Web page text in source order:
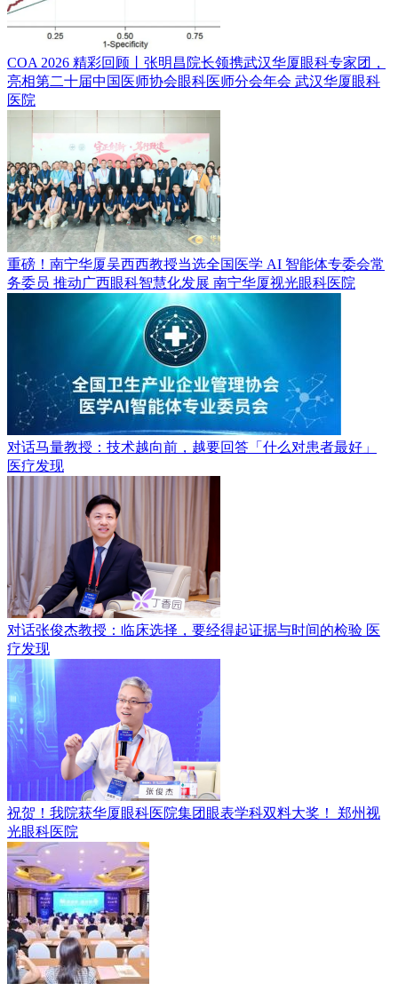
COA 2026 精彩回顾丨张明昌院长领携武汉华厦眼科专家团，
亮相第二十届中国医师协会眼科医师分会年会 武汉华厦眼科
医院
重磅！南宁华厦吴西西教授当选全国医学 AI 智能体专委会常
务委员 推动广西眼科智慧化发展 南宁华厦视光眼科医院
对话马量教授：技术越向前，越要回答「什么对患者最好」
医疗发现
对话张俊杰教授：临床选择，要经得起证据与时间的检验 医
疗发现
祝贺！我院获华厦眼科医院集团眼表学科双料大奖！ 郑州视
光眼科医院